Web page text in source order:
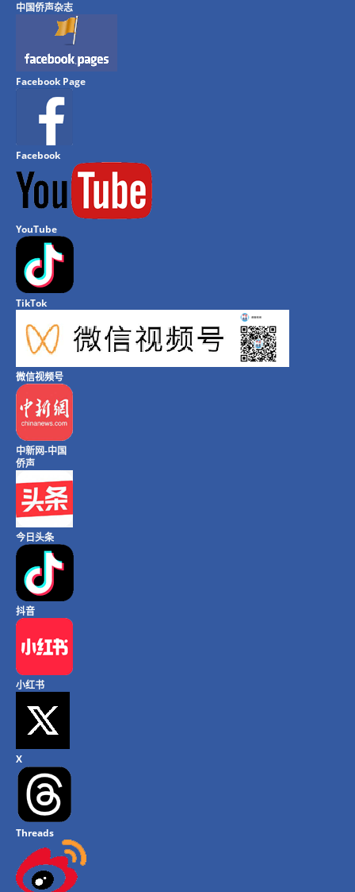
中国侨声杂志
Facebook Page
Facebook
YouTube
TikTok
微信视频号
中新网-中国
侨声
今日头条
抖音
小红书
X
Threads